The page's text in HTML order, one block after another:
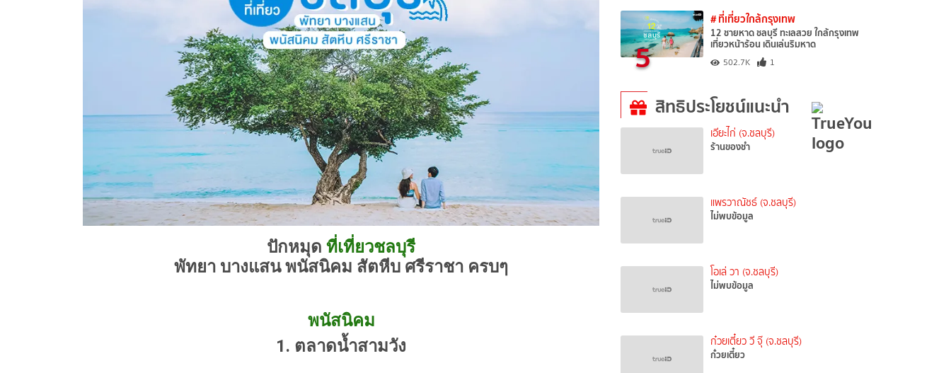
ปักหมุด ที่เที่ยวชลบุรี
พัทยา บางแสน พนัสนิคม สัตหีบ ศรีราชา ครบๆ
พนัสนิคม
1. ตลาดน้ำสามวัง
5
# ที่เที่ยวใกล้กรุงเทพ
12 ชายหาด ชลบุรี ทะเลสวย ใกล้กรุงเทพ
เที่ยวหน้าร้อน เดินเล่นริมหาด
502.7K 1
สิทธิประโยชน์แนะนำ
เอียะไก่ (จ.ชลบุรี)
ร้านของชำ
แพรวาณัชธ์ (จ.ชลบุรี)
ไม่พบข้อมูล
โอเล่ วา (จ.ชลบุรี)
ไม่พบข้อมูล
ก๋วยเตี๋ยว วี จุ๊ (จ.ชลบุรี)
ก๋วยเตี๋ยว